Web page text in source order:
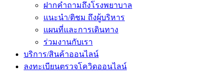
ฝากคำถามถึงโรงพยาบาล
แนะนำ/ติชม ถึงผู้บริหาร
แผนที่และการเดินทาง
ร่วมงานกับเรา
บริการ/สินค้าออนไลน์
ลงทะเบียนตรวจโควิดออนไลน์